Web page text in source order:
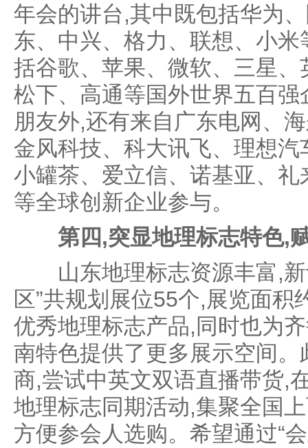
年会的讲台,其中既包括华为
东、中兴、格力、联想、小
括谷歌、苹果、微软、三星
松下、高通等国外世界五百
朋友外,还有来自广东电网、
金风科技、科大讯飞、理想
小罐茶、爱立信、诺基亚、
等全球创新企业参与。
第四,突显地理标志特色,
山东地理标志资源丰富,新
区”共规划展位55个,展览面积
优秀地理标志产品,同时也为
南特色提供了更多展示空间
商,尝试中英文双语直播带货,
地理标志同期活动,集聚全国
方便参会人选购。希望通过“